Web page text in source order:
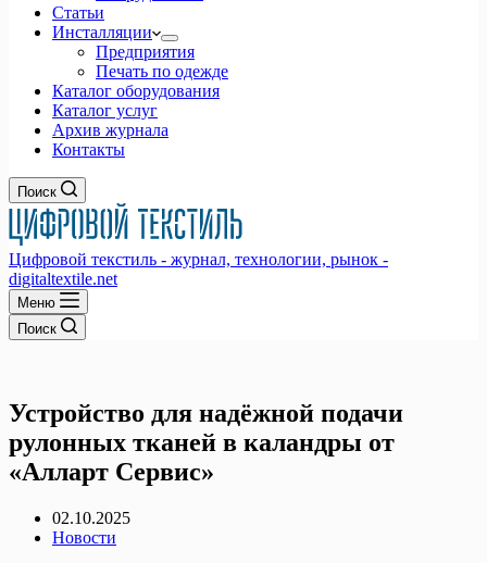
Статьи
Инсталляции
Предприятия
Печать по одежде
Каталог оборудования
Каталог услуг
Архив журнала
Контакты
Поиск
Цифровой текстиль - журнал, технологии, рынок -
digitaltextile.net
Меню
Поиск
Устройство для надёжной подачи
рулонных тканей в каландры от
«Алларт Сервис»
02.10.2025
Новости